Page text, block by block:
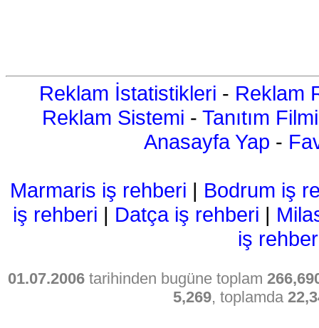
Reklam İstatistikleri - Reklam
Reklam Sistemi - Tanıtım Filmi
Anasayfa Yap -
Marmaris iş rehberi | Bodrum iş
iş rehberi | Datça iş rehberi |
iş
01.07.2006 tarihinden bugüne toplam
5,269, toplamda